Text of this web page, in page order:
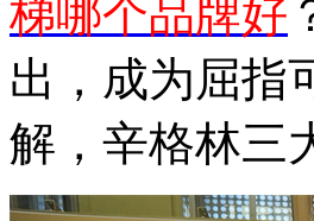
梯哪个品牌好
出，成为屈指
解，辛格林三